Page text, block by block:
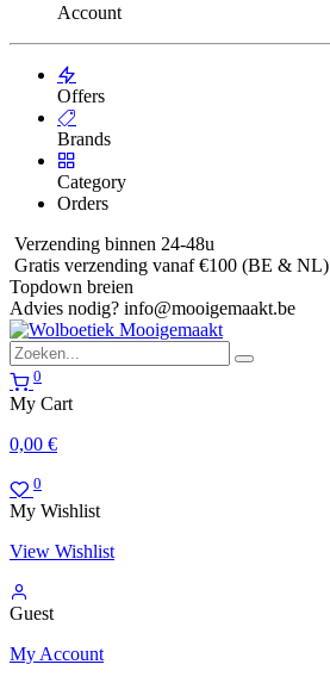
Account
Offers
Brands
Category
Orders
Verzending binnen 24-48u
Gratis verzending vanaf €100 (BE & NL)
Topdown breien
Advies nodig? info@mooigemaakt.be
0
My Cart
0,00 €
0
My Wishlist
View Wishlist
Guest
My Account